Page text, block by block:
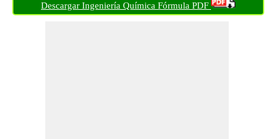
Descargar Ingeniería Química Fórmula PDF